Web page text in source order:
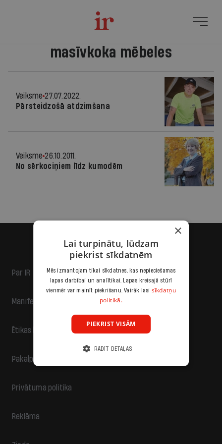
masīvkoka mēbeles
Veiksme 27.07.2022.
Pārsteidzošā atdzimšana
Veiksme 26.10.2011.
No sērkociņiem līdz kumodēm
Par IR
Manifests
Ētikas kodekss
Pakalpojumu sniegšanas noteikumi
Privātuma politika
Reklāma
×
Lai turpinātu, lūdzam
piekrist sīkdatnēm
Mēs izmantojam tikai sīkdatnes, kas nepieciešamas
lapas darbībai un analītikai. Lapas kreisajā stūrī
vienmēr var mainīt piekrišanu. Vairāk lasi sīkdatņu
politikā.
PIEKRIST VISĀM
RĀDĪT DETAĻAS